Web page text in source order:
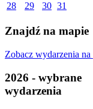
28
29 30 31
Znajdź na mapie
Zobacz wydarzenia na
2026 - wybrane
wydarzenia